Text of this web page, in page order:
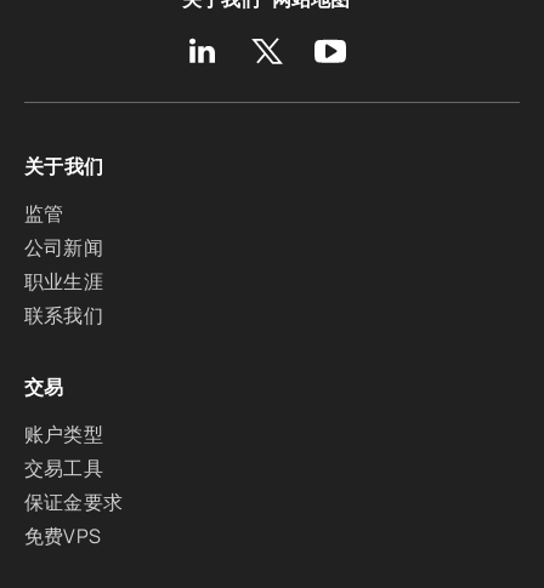
关于我们
监管
公司新闻
职业生涯
联系我们
交易
账户类型
交易工具
保证金要求
免费VPS